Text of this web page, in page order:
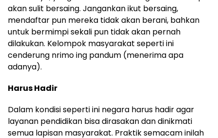
akan sulit bersaing. Jangankan ikut bersaing,
mendaftar pun mereka tidak akan berani, bahkan
untuk bermimpi sekali pun tidak akan pernah
dilakukan. Kelompok masyarakat seperti ini
cenderung nrimo ing pandum (menerima apa
adanya).
Harus Hadir
Dalam kondisi seperti ini negara harus hadir agar
layanan pendidikan bisa dirasakan dan dinikmati
semua lapisan masyarakat. Praktik semacam inilah